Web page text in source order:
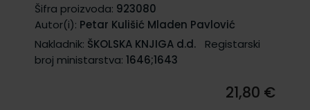
Šifra proizvoda: 923080
Autor(i): Petar Kulišić Mladen Pavlović
Nakladnik: ŠKOLSKA KNJIGA d.d.
Registarski
broj ministarstva: 1646;1643
21,80 €